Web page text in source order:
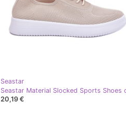
Seastar
20,19 €